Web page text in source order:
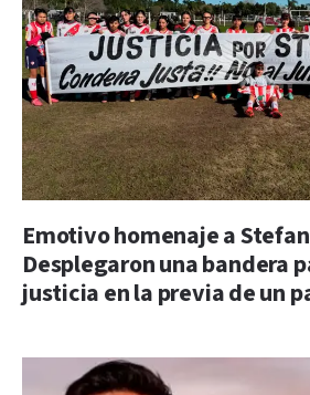
Emotivo homenaje a
Desplegaron una bandera
justicia en la previa de un